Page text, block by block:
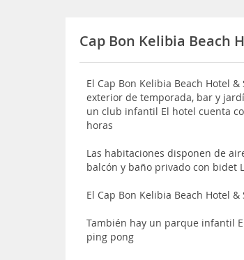
Cap Bon Kelibia Beach
El Cap Bon Kelibia Beach Hotel
exterior de temporada, bar y
un club infantil El hotel cuenta
horas
Las habitaciones disponen de
balcón y baño privado con bidet
El Cap Bon Kelibia Beach Hotel
También hay un parque infantil
ping pong